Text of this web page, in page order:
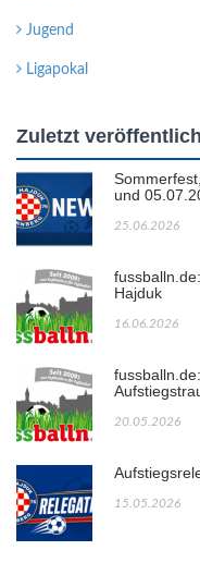
Jugend
Ligapokal
Zuletzt
und
25.06.2026
Hajduk
16.06.2026
20.05.2026
15.05.2026